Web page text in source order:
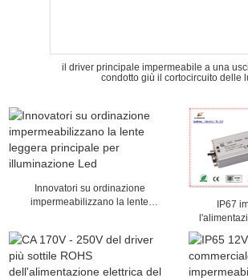
il driver principale impermeabile a una
condotto giù il cortocircuito delle
Innovatori su ordinazione
impermeabilizzano la lente
IP67